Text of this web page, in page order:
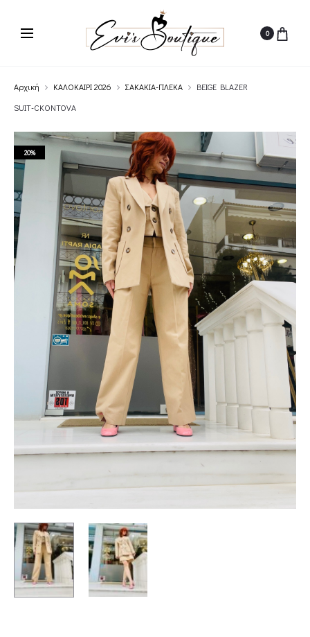
0
Αρχική ΚΑΛΟΚΑΙΡΙ 2026 ΣΑΚΑΚΙΑ-ΓΙΛΕΚΑ
BEIGE BLAZER
SUIT-CKONTOVA
20%